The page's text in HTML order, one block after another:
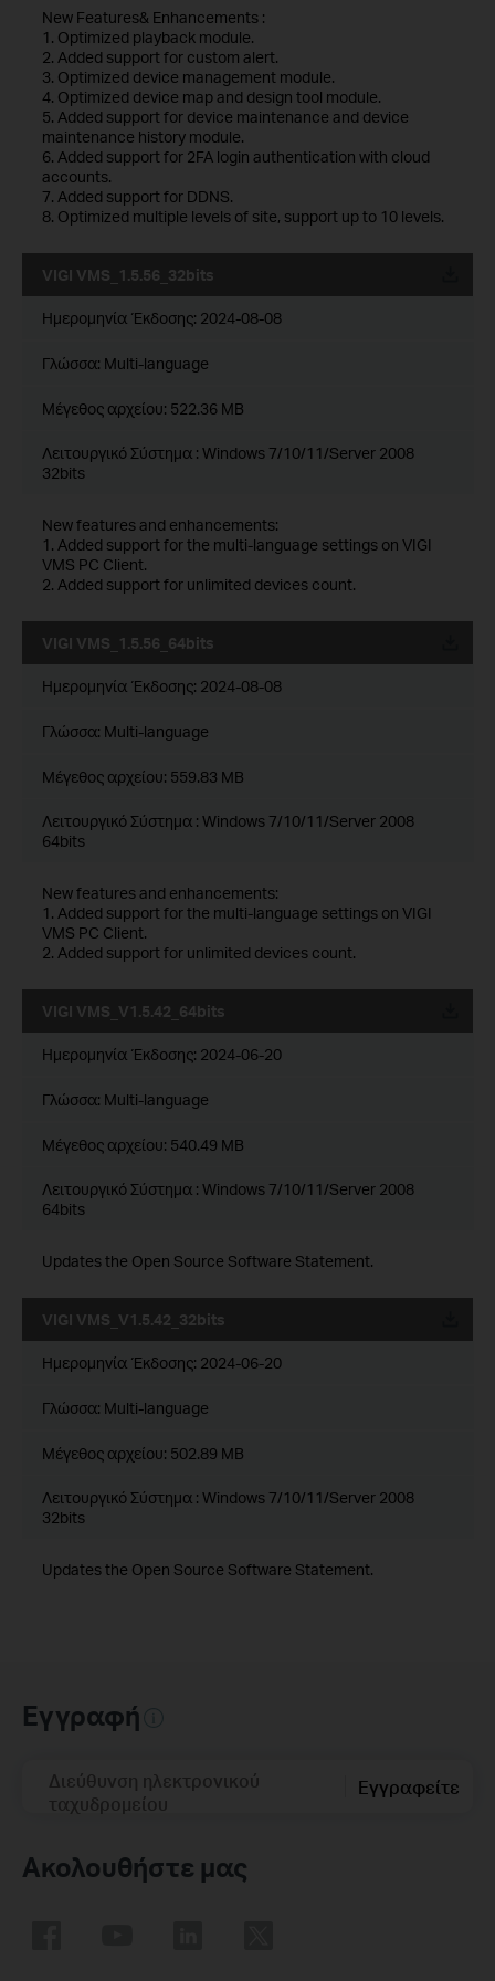
New Features& Enhancements :
1. Optimized playback module.
2. Added support for custom alert.
3. Optimized device management module.
4. Optimized device map and design tool module.
5. Added support for device maintenance and device
maintenance history module.
6. Added support for 2FA login authentication with cloud
accounts.
7. Added support for DDNS.
8. Optimized multiple levels of site, support up to 10 levels.
VIGI VMS_1.5.56_32bits
Ημερομηνία Έκδοσης: 2024-08-08
Γλώσσα: Multi-language
Μέγεθος αρχείου: 522.36 MB
Λειτουργικό Σύστημα : Windows 7/10/11/Server 2008
32bits
New features and enhancements:
1. Added support for the multi-language settings on VIGI
VMS PC Client.
2. Added support for unlimited devices count.
VIGI VMS_1.5.56_64bits
Ημερομηνία Έκδοσης: 2024-08-08
Γλώσσα: Multi-language
Μέγεθος αρχείου: 559.83 MB
Λειτουργικό Σύστημα : Windows 7/10/11/Server 2008
64bits
New features and enhancements:
1. Added support for the multi-language settings on VIGI
VMS PC Client.
2. Added support for unlimited devices count.
VIGI VMS_V1.5.42_64bits
Ημερομηνία Έκδοσης: 2024-06-20
Γλώσσα: Multi-language
Μέγεθος αρχείου: 540.49 MB
Λειτουργικό Σύστημα : Windows 7/10/11/Server 2008
64bits
Updates the Open Source Software Statement.
VIGI VMS_V1.5.42_32bits
Ημερομηνία Έκδοσης: 2024-06-20
Γλώσσα: Multi-language
Μέγεθος αρχείου: 502.89 MB
Λειτουργικό Σύστημα : Windows 7/10/11/Server 2008
32bits
Updates the Open Source Software Statement.
Εγγραφή
Διεύθυνση ηλεκτρονικού
ταχυδρομείου
Εγγραφείτε
Ακολουθήστε μας